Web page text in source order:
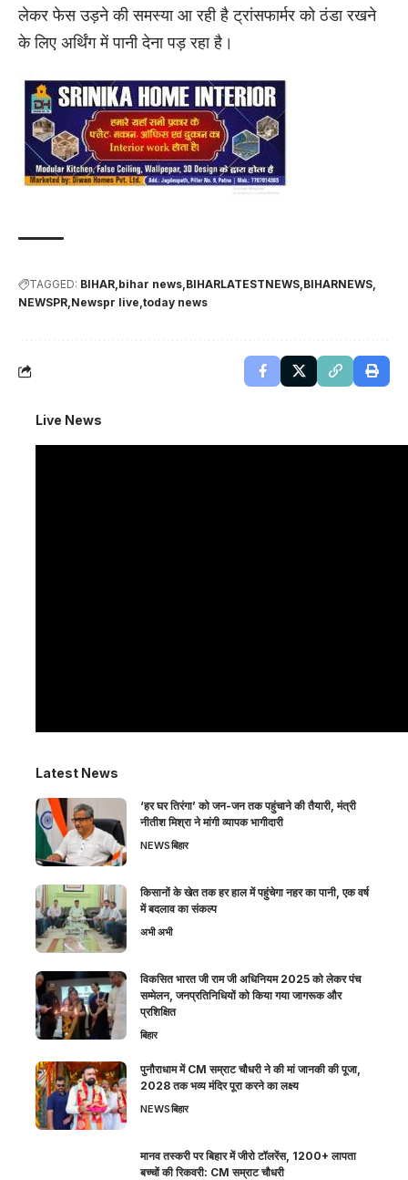
लेकर फेस उड़ने की समस्या आ रही है ट्रांसफार्मर को ठंडा रखने
के लिए अर्थिंग में पानी देना पड़ रहा है।
TAGGED: BIHAR bihar news BIHARLATESTNEWS BIHARNEWS
NEWSPR Newspr live today news
Live News
Latest News
‘हर घर तिरंगा’ को जन-जन तक पहुंचाने की तैयारी, मंत्री
नीतीश मिश्रा ने मांगी व्यापक भागीदारी
NEWSबिहार
किसानों के खेत तक हर हाल में पहुंचेगा नहर का पानी, एक वर्ष
में बदलाव का संकल्प
अभी अभी
विकसित भारत जी राम जी अधिनियम 2025 को लेकर पंच
सम्मेलन, जनप्रतिनिधियों को किया गया जागरूक और
प्रशिक्षित
बिहार
पुनौराधाम में CM सम्राट चौधरी ने की मां जानकी की पूजा,
2028 तक भव्य मंदिर पूरा करने का लक्ष्य
NEWSबिहार
मानव तस्करी पर बिहार में जीरो टॉलरेंस, 1200+ लापता
बच्चों की रिकवरी: CM सम्राट चौधरी